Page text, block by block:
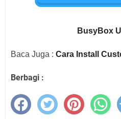
BusyBox
Baca Juga : Cara Install
Berbagi :